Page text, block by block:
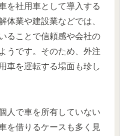
を社用車として導入する
体業や建設業などでは、
ることで信頼感や会社の
うです。そのため、外注
車を運転する場面も珍し
人で車を所有していない
を借りるケースも多く見